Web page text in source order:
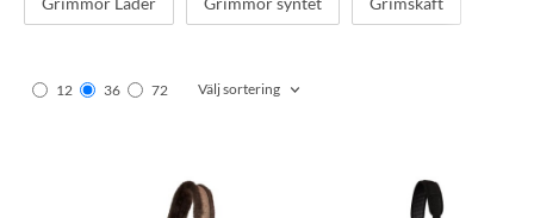
12 36 72 Välj sortering